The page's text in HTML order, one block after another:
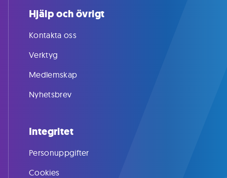
Hjälp och övrigt
Kontakta oss
Verktyg
Medlemskap
Nyhetsbrev
Integritet
Personuppgifter
Cookies